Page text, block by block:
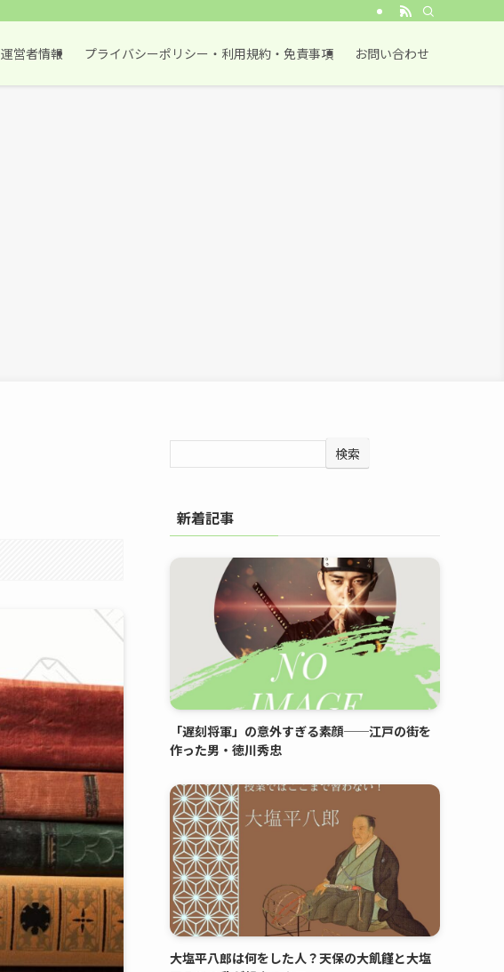
運営者情報 プライバシーポリシー・利用規約・免責事項 お問い合わせ
検索
新着記事
「遅刻将軍」の意外すぎる素顔──江戸の街を
作った男・徳川秀忠
大塩平八郎は何をした人？天保の大飢饉と大塩